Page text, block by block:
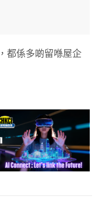
都係多啲留喺屋企